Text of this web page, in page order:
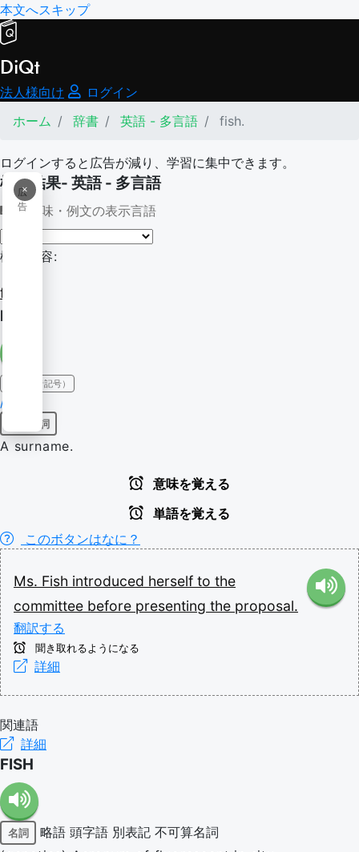
本文へスキップ
DiQt
法人様向け
ログイン
ホーム
辞書 英語 - 多言語 fish.
ログインすると広告が減り、学習に集中できます。
×
広
告
検索結果- 英語 - 多言語
意味・例文の表示言語
検索内容:
fish.
Fish
IPA（発音記号）
/fɪʃ/
固有名詞
A surname.
意味を覚える
単語を覚える
このボタンはなに？
Ms. Fish introduced herself to the
committee before presenting the proposal.
翻訳する
聞き取れるようになる
詳細
関連語
詳細
FISH
名詞 略語 頭字語 別表記 不可算名詞